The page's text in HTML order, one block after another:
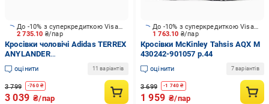
2 735.10 ₴/пар
До -10% з суперкредиткою Visa Вигода
Кросівки чоловічі Adidas TERREX
ANYLANDER
TENGRN/CARBON/OLISTR
JR6599 р.44 2/3 зелені
оцінити 11 варіантів
3 799 -760₴
3 039 ₴/пар
1 763.10 ₴/пар
До -10% з суперкредиткою Visa Вигода
Кросівки McKinley Tahsis AQX M
430242-901057 р.44
оцінити 7 варіантів
3 699 -1 740 ₴
1 959 ₴/пар